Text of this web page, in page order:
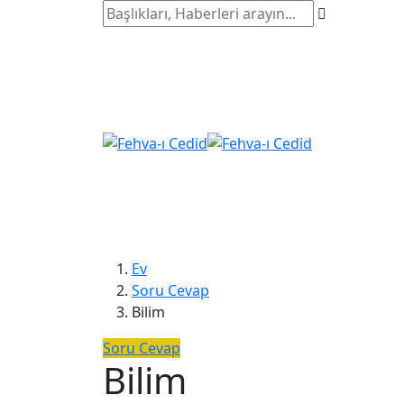
Ev
Soru Cevap
Bilim
Soru Cevap
Bilim